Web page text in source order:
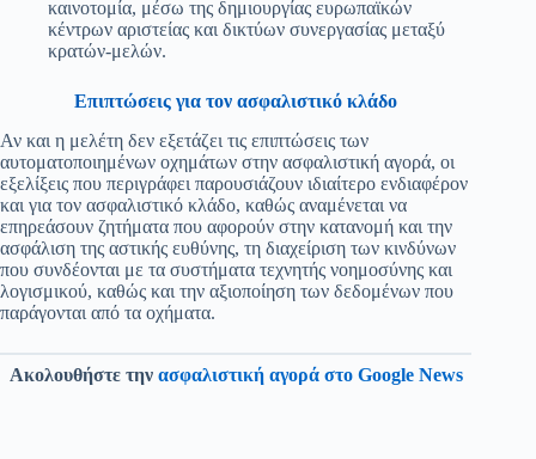
καινοτομία, μέσω της δημιουργίας ευρωπαϊκών
κέντρων αριστείας και δικτύων συνεργασίας μεταξύ
κρατών-μελών.
Επιπτώσεις για τον ασφαλιστικό κλάδο
Αν και η μελέτη δεν εξετάζει τις επιπτώσεις των
αυτοματοποιημένων οχημάτων στην ασφαλιστική αγορά, οι
εξελίξεις που περιγράφει παρουσιάζουν ιδιαίτερο ενδιαφέρον
και για τον ασφαλιστικό κλάδο, καθώς αναμένεται να
επηρεάσουν ζητήματα που αφορούν στην κατανομή και την
ασφάλιση της αστικής ευθύνης, τη διαχείριση των κινδύνων
που συνδέονται με τα συστήματα τεχνητής νοημοσύνης και
λογισμικού, καθώς και την αξιοποίηση των δεδομένων που
παράγονται από τα οχήματα.
Ακολουθήστε την ασφαλιστική αγορά στο Google News